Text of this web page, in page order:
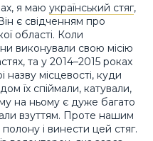
я маю український стяг,
є свідченням про
області. Коли
виконували свою місію
та у 2014–2015 роках
місцевості, куди
їх спіймали, катували,
на ньому є дуже багато
взуттям. Проте нашим
і винести цей стяг.